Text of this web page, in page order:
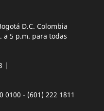
D.C. Colombia
a 5 p.m. para todas
|
0100 - (601) 222 1811